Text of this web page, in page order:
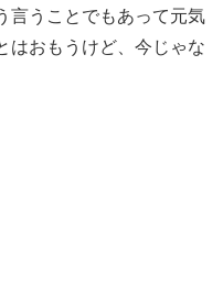
言うことでもあって元気
はおもうけど、今じゃな